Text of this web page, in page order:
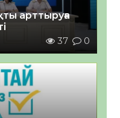
арттыруға
37 0